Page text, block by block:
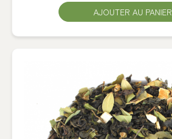
AJOUTER AU PANIER